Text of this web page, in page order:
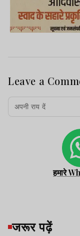
Leave a
हमारे
जरूर पढ़ें